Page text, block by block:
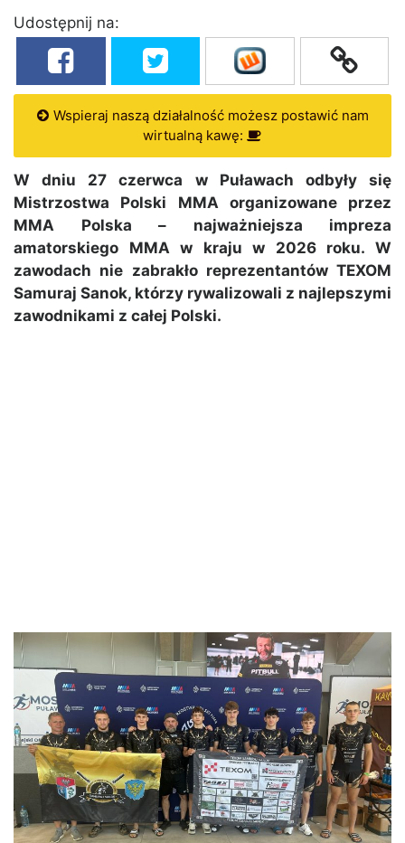
Udostępnij na:
Wspieraj naszą działalność możesz postawić nam
wirtualną kawę:
W dniu 27 czerwca w Puławach odbyły się
Mistrzostwa Polski MMA organizowane przez
MMA Polska – najważniejsza impreza
amatorskiego MMA w kraju w 2026 roku. W
zawodach nie zabrakło reprezentantów TEXOM
Samuraj Sanok, którzy rywalizowali z najlepszymi
zawodnikami z całej Polski.